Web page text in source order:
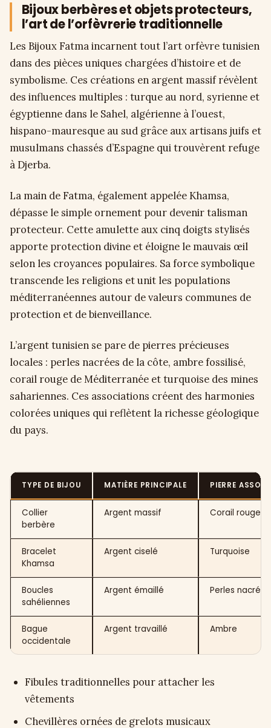
Bijoux berbères et objets protecteurs,
l’art de l’orfèvrerie traditionnelle
Les Bijoux Fatma incarnent tout l’art orfèvre tunisien
dans des pièces uniques chargées d’histoire et de
symbolisme. Ces créations en argent massif révèlent
des influences multiples : turque au nord, syrienne et
égyptienne dans le Sahel, algérienne à l’ouest,
hispano-mauresque au sud grâce aux artisans juifs et
musulmans chassés d’Espagne qui trouvèrent refuge
à Djerba.
La main de Fatma, également appelée Khamsa,
dépasse le simple ornement pour devenir talisman
protecteur. Cette amulette aux cinq doigts stylisés
apporte protection divine et éloigne le mauvais œil
selon les croyances populaires. Sa force symbolique
transcende les religions et unit les populations
méditerranéennes autour de valeurs communes de
protection et de bienveillance.
L’argent tunisien se pare de pierres précieuses
locales : perles nacrées de la côte, ambre fossilisé,
corail rouge de Méditerranée et turquoise des mines
sahariennes. Ces associations créent des harmonies
colorées uniques qui reflètent la richesse géologique
du pays.
TYPE DE BIJOU MATIÈRE PRINCIPALE PIERRE
Collier
berbère
Argent massif Corail rouge
Bracelet
Khamsa
Argent ciselé Turquoise
Boucles
sahéliennes
Argent émaillé Perles nacrées
Bague
occidentale
Argent travaillé Ambre
Fibules traditionnelles pour attacher les
vêtements
Chevillères ornées de grelots musicaux